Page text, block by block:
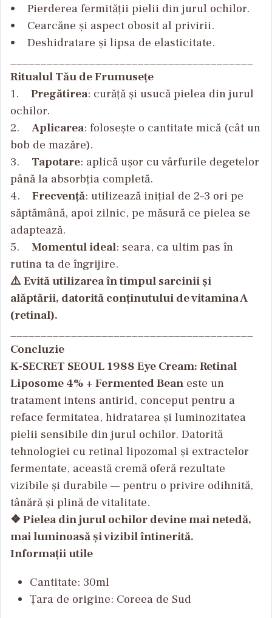
• Pierderea fermității pielii din jurul ochilor.
• Cearcăne și aspect obosit al privirii.
• Deshidratare și lipsa de elasticitate.
Ritualul Tău de Frumusețe
1. Pregătirea: curăță și usucă pielea din jurul
ochilor.
2. Aplicarea: folosește o cantitate mică (cât un
bob de mazăre).
3. Tapotare: aplică ușor cu vârfurile degetelor
până la absorbția completă.
4. Frecvență: utilizează inițial de 2–3 ori pe
săptămână, apoi zilnic, pe măsură ce pielea se
adaptează.
5. Momentul ideal: seara, ca ultim pas în
rutina ta de îngrijire.
⚠️ Evită utilizarea în timpul sarcinii și
alăptării, datorită conținutului de vitamina A
(retinal).
Concluzie
K-SECRET SEOUL 1988 Eye Cream: Retinal
Liposome 4% + Fermented Bean este un
tratament intens antirid, conceput pentru a
reface fermitatea, hidratarea și luminozitatea
pielii sensibile din jurul ochilor. Datorită
tehnologiei cu retinal lipozomal și extractelor
fermentate, această cremă oferă rezultate
vizibile și durabile — pentru o privire odihnită,
tânără și plină de vitalitate.
❖ Pielea din jurul ochilor devine mai netedă,
mai luminoasă și vizibil întinerită.
Informații utile
Cantitate: 30ml
Țara de origine: Coreea de Sud